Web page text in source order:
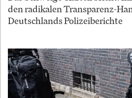
den radikalen Transparenz-
Deutschlands Polizeiberichte